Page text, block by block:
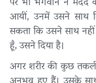
आयीं, उनमें उसने साथ
सकता कि उसने साथ
हूँ, उसने दिया है।
अगर शरीर की कुछ